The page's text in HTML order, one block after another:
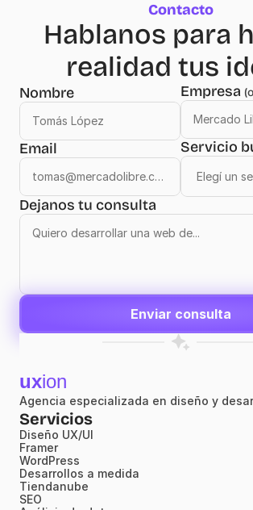
Contacto
Hablanos para
realidad tus
Nombre
Email
Empresa
Servicio
Dejanos tu consulta
Enviar consulta
uxion
Agencia especializada en diseño y
Servicios
Diseño UX/UI
Framer
WordPress
Desarrollos a medida
Tiendanube
SEO